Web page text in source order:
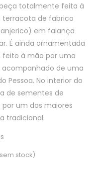
peça totalmente feita à
de fabrico
em faiança
É ainda ornamentada
feito à mão por uma
acompanhado de uma
Pessoa. No interior do
de sementes de
um dos maiores
tradicional.
stock)